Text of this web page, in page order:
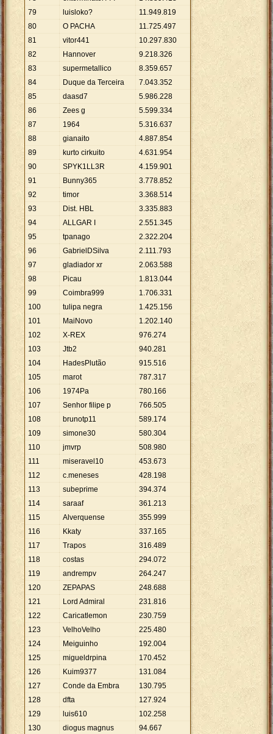
79
luisloko? 11.949.819
80
O PACHA 11.725.497
81
vitor441 10.297.830
82
Hannover 9.218.326
83
supermetallico 8.359.657
84
Duque da Terceira 7.043.352
85
daasd7 5.986.228
86
Zees g 5.599.334
87
1964 5.316.637
88
gianaito 4.887.854
89
kurto cirkuito 4.631.954
90
SPYK1LL3R 4.159.901
91
Bunny365 3.778.852
92
timor 3.368.514
93
Dist. HBL 3.335.883
94
ALLGAR I 2.551.345
95
tpanago 2.322.204
96
GabrielDSilva 2.111.793
97
gladiador xr 2.063.588
98
Picau 1.813.044
99
Coimbra999 1.706.331
100
tulipa negra 1.425.156
101
MaiNovo 1.202.140
102
X-REX 976.274
103
Jtb2 940.281
104
HadesPlutão 915.516
105
marot 787.317
106
1974Pa 780.166
107
Senhor filipe p 766.505
108
brunotp11 589.174
109
simone30 580.304
110
jmvrp 508.980
111
miseravel10 453.673
112
c.meneses 428.198
113
subeprime 394.374
114
saraaf 361.213
115
Alverquense 355.999
116
Kkaty 337.165
117
Trapos 316.489
118
costas 294.072
119
andrempv 264.247
120
ZEPAPAS 248.688
121
Lord Admiral 231.816
122
Caricatlemon 230.759
123
VelhoVelho 225.480
124
Meiguinho 192.004
125
migueldrpina 170.452
126
Kuim9377 131.084
127
Conde da Embra 130.795
128
dfta 127.924
129
luis610 102.258
130
diogus magnus 94.667